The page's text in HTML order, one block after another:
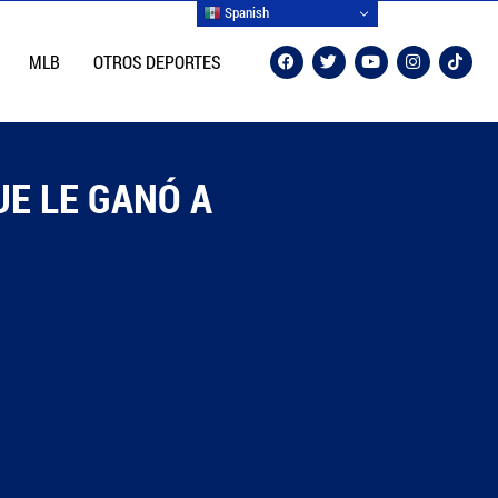
MLB OTROS DEPORTES
LE GANÓ A
Spanish